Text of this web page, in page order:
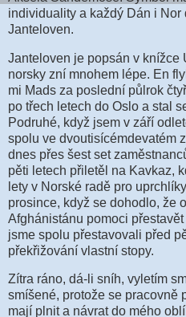
individuality a každý Dán i Nor
Janteloven.
Janteloven je popsán v knížce
norsky zní mnohem lépe. En
mi Mads za poslední půlrok
po třech letech do Oslo a stal
Podruhé, když jsem v září
spolu ve dvoutisícémdevatém
dnes přes šest set
pěti letech přiletěl na Kavkaz,
lety v Norské radě pro
prosince, když se dohodlo, že
Afghánistánu pomoci
jsme spolu přestavovali před
překřižování vlastní stopy.
Zítra ráno, dá-li sníh, vyletím
smíšené, protože se pracovně
mají plnit a návrat do mého